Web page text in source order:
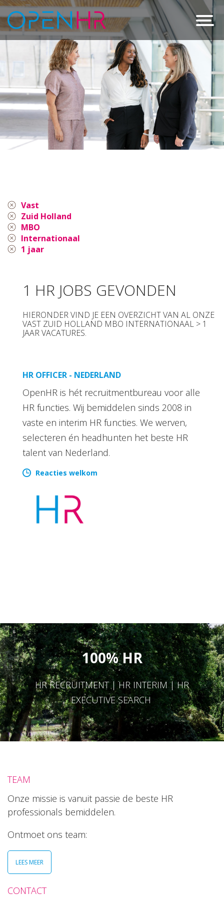
Vast
Zuid Holland
MBO
Internationaal
1 jaar
1 HR JOBS GEVONDEN
HIERONDER VIND JE EEN OVERZICHT VAN AL ONZE
VAST ZUID HOLLAND MBO INTERNATIONAAL > 1
JAAR VACATURES.
HR OFFICER - NEDERLAND
OpenHR is hét recruitmentbureau voor alle
HR functies. Wij bemiddelen sinds 2008 in
vaste en interim HR functies. We werven,
selecteren én headhunten het beste HR
talent van Nederland.
Reacties welkom
100% HR
HR RECRUITMENT | HR INTERIM | HR
EXECUTIVE SEARCH
TEAM
Onze missie is vanuit passie de beste HR
professionals bemiddelen.
Ontmoet ons team:
LEES MEER
CONTACT